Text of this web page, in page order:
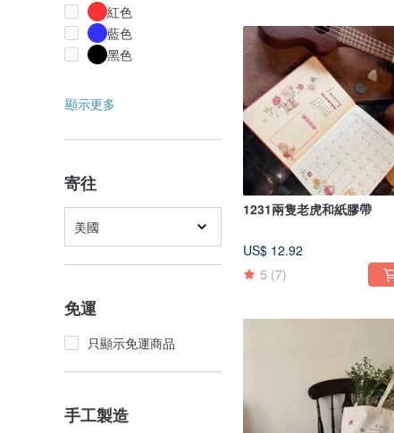
紅色
藍色
黑色
顯示更多
寄往
美國
免運
只顯示免運商品
手工製造
1231兩隻老虎和紙膠帶
US$ 12.92
5 (7)